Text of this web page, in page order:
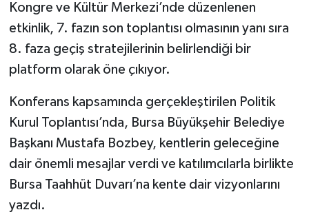
Kongre ve Kültür Merkezi’nde düzenlenen
etkinlik, 7. fazın son toplantısı olmasının yanı sıra
8. faza geçiş stratejilerinin belirlendiği bir
platform olarak öne çıkıyor.
Konferans kapsamında gerçekleştirilen Politik
Kurul Toplantısı’nda, Bursa Büyükşehir Belediye
Başkanı Mustafa Bozbey, kentlerin geleceğine
dair önemli mesajlar verdi ve katılımcılarla birlikte
Bursa Taahhüt Duvarı’na kente dair vizyonlarını
yazdı.